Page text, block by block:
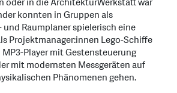
oder in die ArchitekturWerkstatt war
konnten in Gruppen als
Raumplaner spielerisch eine
Projektmanager:innen Lego-Schiffe
Player mit Gestensteuerung
mit modernsten Messgeräten auf
Phänomenen gehen.